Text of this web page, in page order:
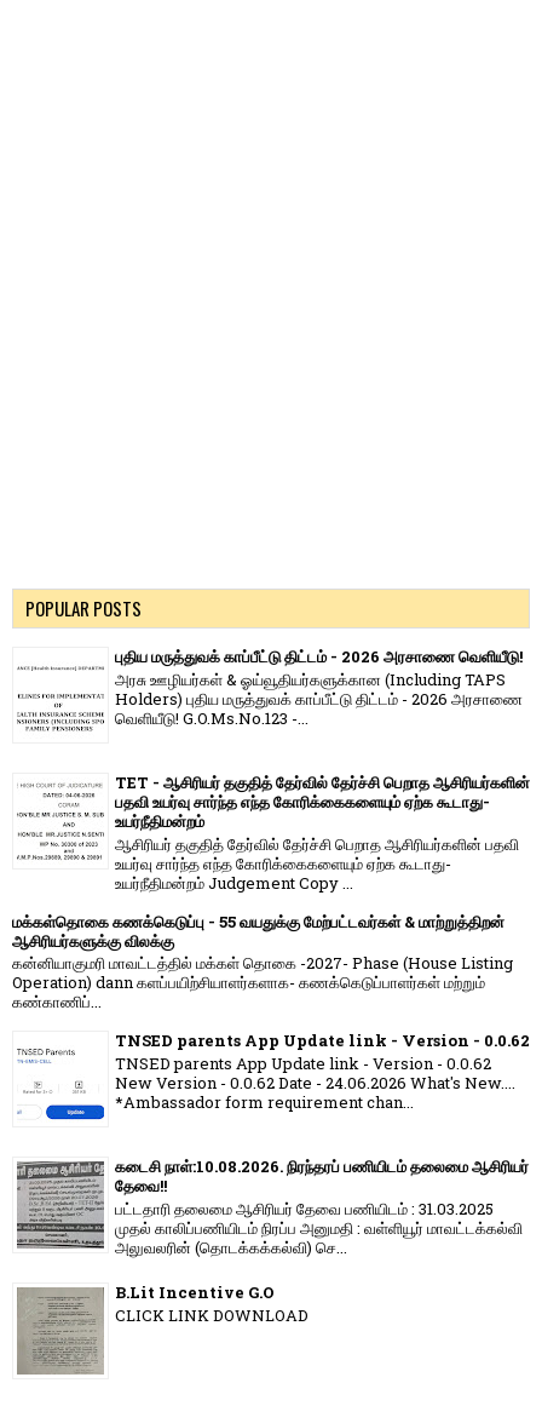
POPULAR POSTS
புதிய மருத்துவக் காப்பீட்டு திட்டம் - 2026 அரசாணை வெளியீடு!
அரசு ஊழியர்கள் & ஓய்வூதியர்களுக்கான (Including TAPS
Holders) புதிய மருத்துவக் காப்பீட்டு திட்டம் - 2026 அரசாணை
வெளியீடு! G.O.Ms.No.123 -...
TET - ஆசிரியர் தகுதித் தேர்வில் தேர்ச்சி பெறாத ஆசிரியர்களின்
பதவி உயர்வு சார்ந்த எந்த கோரிக்கைகளையும் ஏற்க கூடாது-
உயர்நீதிமன்றம்
ஆசிரியர் தகுதித் தேர்வில் தேர்ச்சி பெறாத ஆசிரியர்களின் பதவி
உயர்வு சார்ந்த எந்த கோரிக்கைகளையும் ஏற்க கூடாது-
உயர்நீதிமன்றம் Judgement Copy ...
மக்கள்தொகை கணக்கெடுப்பு - 55 வயதுக்கு மேற்பட்டவர்கள் & மாற்றுத்திறன்
ஆசிரியர்களுக்கு விலக்கு
கன்னியாகுமரி மாவட்டத்தில் மக்கள் தொகை -2027- Phase (House Listing
Operation) dann களப்பயிற்சியாளர்களாக- கணக்கெடுப்பாளர்கள் மற்றும்
கண்காணிப்...
TNSED parents App Update link - Version - 0.0.62
TNSED parents App Update link - Version - 0.0.62
New Version - 0.0.62 Date - 24.06.2026 What's New....
*Ambassador form requirement chan...
கடைசி நாள்:10.08.2026. நிரந்தரப் பணியிடம் தலைமை ஆசிரியர்
தேவை!!
பட்டதாரி தலைமை ஆசிரியர் தேவை பணியிடம் : 31.03.2025
முதல் காலிப்பணியிடம் நிரப்ப அனுமதி : வள்ளியூர் மாவட்டக்கல்வி
அலுவலரின் (தொடக்கக்கல்வி) செ...
B.Lit Incentive G.O
CLICK LINK DOWNLOAD